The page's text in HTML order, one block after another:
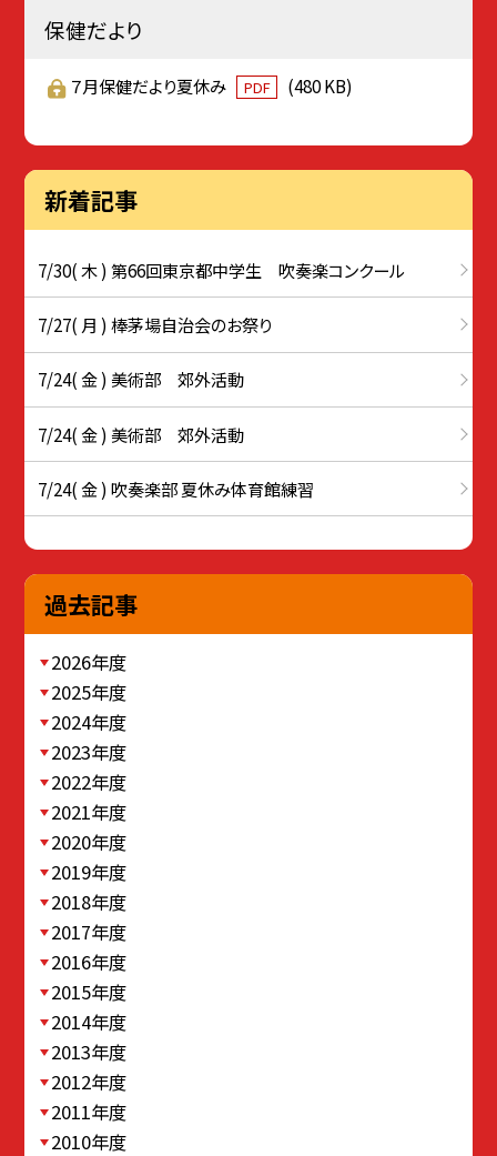
保健だより
７月保健だより夏休み PDF (480 KB)
新着記事
7/30( 木 ) 第66回東京都中学生 吹奏楽コンクール
7/27( 月 ) 棒茅場自治会のお祭り
7/24( 金 ) 美術部 郊外活動
7/24( 金 ) 美術部 郊外活動
7/24( 金 ) 吹奏楽部 夏休み体育館練習
過去記事
2026年度
2025年度
2024年度
2023年度
2022年度
2021年度
2020年度
2019年度
2018年度
2017年度
2016年度
2015年度
2014年度
2013年度
2012年度
2011年度
2010年度